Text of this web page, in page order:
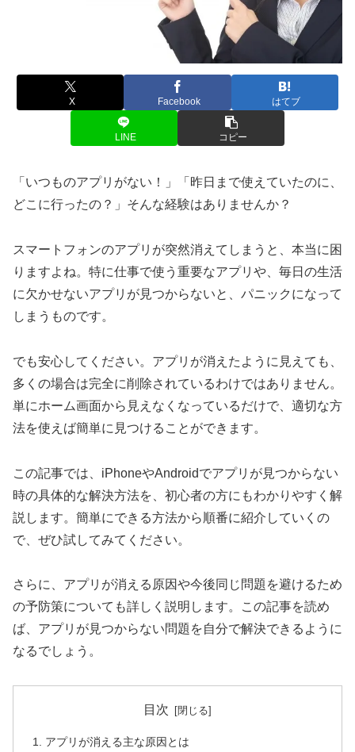
X Facebook はてブ
LINE コピー
「いつものアプリがない！」「昨日まで使えていたのに、
どこに行ったの？」そんな経験はありませんか？
スマートフォンのアプリが突然消えてしまうと、本当に困
りますよね。特に仕事で使う重要なアプリや、毎日の生活
に欠かせないアプリが見つからないと、パニックになって
しまうものです。
でも安心してください。アプリが消えたように見えても、
多くの場合は完全に削除されているわけではありません。
単にホーム画面から見えなくなっているだけで、適切な方
法を使えば簡単に見つけることができます。
この記事では、iPhoneやAndroidでアプリが見つからない
時の具体的な解決方法を、初心者の方にもわかりやすく解
説します。簡単にできる方法から順番に紹介していくの
で、ぜひ試してみてください。
さらに、アプリが消える原因や今後同じ問題を避けるため
の予防策についても詳しく説明します。この記事を読め
ば、アプリが見つからない問題を自分で解決できるように
なるでしょう。
目次
アプリが消える主な原因とは